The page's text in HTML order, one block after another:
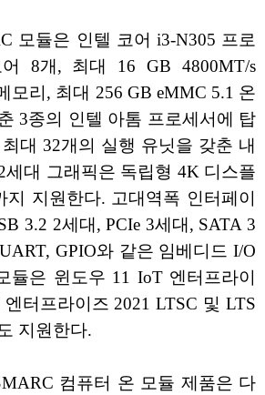
모듈은 인텔 코어 i3-N305 프로
8개, 최대 16 GB 4800MT/s
모리, 최대 256 GB eMMC 5.1 온
3종의 인텔 아톰 프로세서에 탑
대 32개의 실행 유닛을 갖춘 내
세대 그래픽은 독립형 4K 디스플
지원한다. 고대역폭 인터페이
3.2 2세대, PCIe 3세대, SATA 3
GPIO와 같은 임베디드 I/O
듈은 윈도우 11 IoT 엔터프라이
터프라이즈 2021 LTSC 및 LTS
지원한다.
컴퓨터 온 모듈 제품은 다